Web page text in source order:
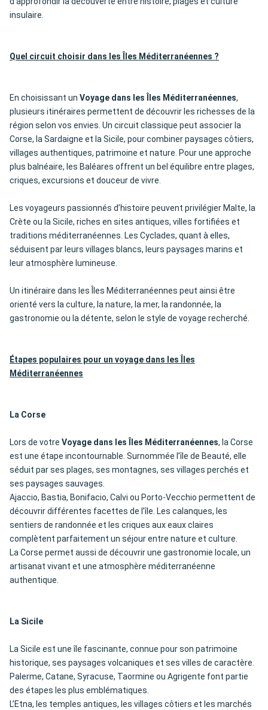
insulaire.
Quel circuit choisir dans les Îles Méditerranéennes ?
En choisissant un Voyage dans les Îles Méditerranéennes,
plusieurs itinéraires permettent de découvrir les richesses de la
région selon vos envies. Un circuit classique peut associer la
Corse, la Sardaigne et la Sicile, pour combiner paysages côtiers,
villages authentiques, patrimoine et nature. Pour une approche
plus balnéaire, les Baléares offrent un bel équilibre entre plages,
criques, excursions et douceur de vivre.
Les voyageurs passionnés d’histoire peuvent privilégier Malte, la
Crète ou la Sicile, riches en sites antiques, villes fortifiées et
traditions méditerranéennes. Les Cyclades, quant à elles,
séduisent par leurs villages blancs, leurs paysages marins et
leur atmosphère lumineuse.
Un itinéraire dans les Îles Méditerranéennes peut ainsi être
orienté vers la culture, la nature, la mer, la randonnée, la
gastronomie ou la détente, selon le style de voyage recherché.
Étapes populaires pour un voyage dans les Îles
Méditerranéennes
La Corse
Lors de votre Voyage dans les Îles Méditerranéennes, la Corse
est une étape incontournable. Surnommée l’île de Beauté, elle
séduit par ses plages, ses montagnes, ses villages perchés et
ses paysages sauvages.
Ajaccio, Bastia, Bonifacio, Calvi ou Porto-Vecchio permettent de
découvrir différentes facettes de l’île. Les calanques, les
sentiers de randonnée et les criques aux eaux claires
complètent parfaitement un séjour entre nature et culture.
La Corse permet aussi de découvrir une gastronomie locale, un
artisanat vivant et une atmosphère méditerranéenne
authentique.
La Sicile
La Sicile est une île fascinante, connue pour son patrimoine
historique, ses paysages volcaniques et ses villes de caractère.
Palerme, Catane, Syracuse, Taormine ou Agrigente font partie
des étapes les plus emblématiques.
L’Etna, les temples antiques, les villages côtiers et les marchés